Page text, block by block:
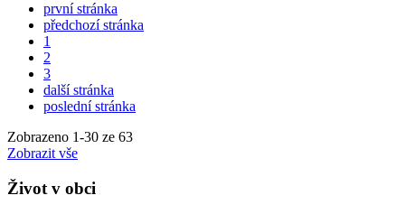
první stránka
předchozí stránka
1
2
3
další stránka
poslední stránka
Zobrazeno 1-30 ze 63
Zobrazit vše
Život v obci